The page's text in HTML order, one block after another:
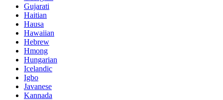
Gujarati
Haitian
Hausa
Hawaiian
Hebrew
Hmong
Hungarian
Icelandic
Igbo
Javanese
Kannada